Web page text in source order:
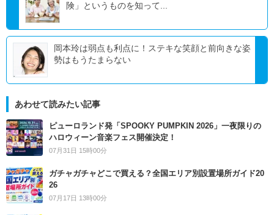
険」というものを知って...
岡本玲は弱点も利点に！ステキな笑顔と前向きな姿
勢はもうたまらない
あわせて読みたい記事
ピューロランド発「SPOOKY PUMPKIN 2026」一夜限りの
ハロウィーン音楽フェス開催決定！
07月31日 15時00分
ガチャガチャどこで買える？全国エリア別設置場所ガイド20
26
07月17日 13時00分